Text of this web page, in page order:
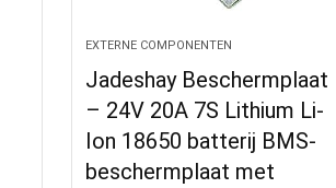
EXTERNE COMPONENTEN
Jadeshay Beschermplaat
– 24V 20A 7S Lithium Li-
Ion 18650 batterij BMS-
beschermplaat met